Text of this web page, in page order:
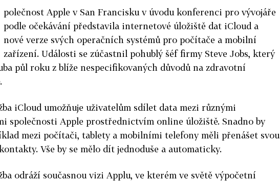
polečnost Apple v San Francisku v úvodu konferenci pro vývojáře
podle očekávání představila internetové úložiště dat iCloud a
nové verze svých operačních systémů pro počítače a mobilní
zařízení. Události se zúčastnil pohublý šéf firmy Steve Jobs, který
půl roku z blíže nespecifikovaných důvodů na zdravotní
iCloud umožňuje uživatelům sdílet data mezi různými
společnosti Apple prostřednictvím online úložiště. Snadno by
mezi počítači, tablety a mobilními telefony měli přenášet svou
Vše by se mělo dít jednoduše a automaticky.
odráží současnou vizi Applu, ve kterém ve světě výpočetní